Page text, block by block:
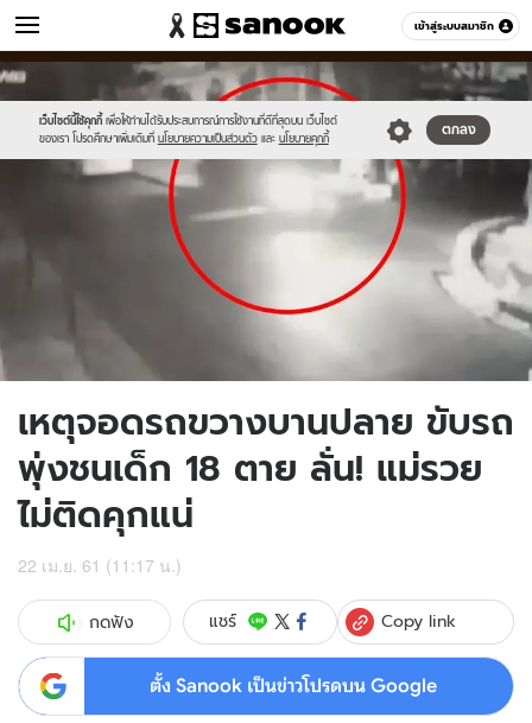
เข้าสู่ระบบสมาชิก
ข่าว หมวดอื่นๆ
เว็บไซต์นี้ใช้คุกกี้ เพื่อให้ท่านได้รับประสบการณ์การใช้งานที่ดีที่สุดบน เว็บไซต์
ของเรา โปรดศึกษาเพิ่มเติมที่ นโยบายความเป็นส่วนตัว และ นโยบายคุกกี้
ตกลง
Sanook
//s.isanook.com/sr/0/images/logo-
new-
sanook.png
600
60
//s.isanook.com/ns/0/ud/1230/6151786/10.jpg
เหตุจอดรถขวางบานปลาย ขับรถ
พุ่งชนเด็ก 18 ตาย ลั่น! แม่รวย
ไม่ติดคุกแน่
22 เม.ย. 61 (11:17 น.)
กดฟัง แชร์ Copy link
ตั้ง Sanook เป็นข่าวโปรดบน Google